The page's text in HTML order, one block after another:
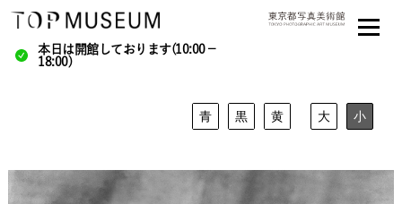
本日は開館しております(10:00－
18:00)
青 黒 黄 大 小